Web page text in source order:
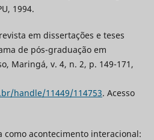
1994.
em dissertações e teses
de pós-graduação em
Maringá, v. 4, n. 2, p. 149-171,
handle/11449/114753. Acesso
como acontecimento interacional: